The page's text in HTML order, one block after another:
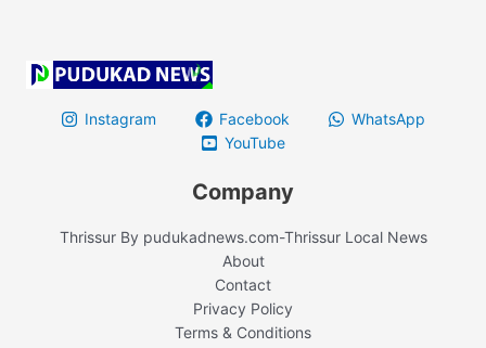
Instagram Facebook
WhatsApp
YouTube
Company
Thrissur By pudukadnews.com-Thrissur Local News
About
Contact
Privacy Policy
Terms & Conditions